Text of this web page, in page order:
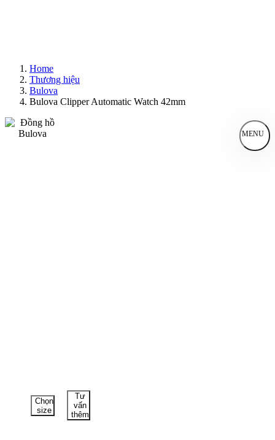
Home
Thương hiệu
Bulova
Bulova Clipper Automatic Watch 42mm
MENU
Chọn
size
Tư
vấn
thêm